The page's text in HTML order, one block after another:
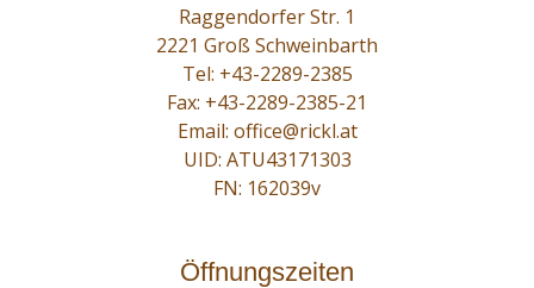
Raggendorfer Str. 1
2221 Groß Schweinbarth
Tel: +43-2289-2385
Fax: +43-2289-2385-21
Email: office@rickl.at
UID: ATU43171303
FN: 162039v
Öffnungszeiten